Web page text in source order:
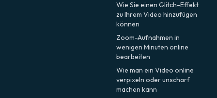
Wie Sie einen Glitch-Effekt
zu Ihrem Video hinzufügen
können
Zoom-Aufnahmen in
wenigen Minuten online
bearbeiten
Wie man ein Video online
verpixeln oder unscharf
machen kann